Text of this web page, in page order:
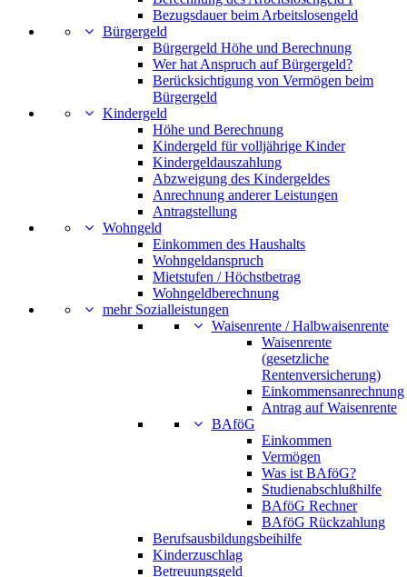
Bezugsdauer beim Arbeitslosengeld
Bürgergeld
Bürgergeld Höhe und Berechnung
Wer hat Anspruch auf Bürgergeld?
Berücksichtigung von Vermögen beim
Bürgergeld
Kindergeld
Höhe und Berechnung
Kindergeld für volljährige Kinder
Kindergeldauszahlung
Abzweigung des Kindergeldes
Anrechnung anderer Leistungen
Antragstellung
Wohngeld
Einkommen des Haushalts
Wohngeldanspruch
Mietstufen / Höchstbetrag
Wohngeldberechnung
mehr Sozialleistungen
Waisenrente / Halbwaisenrente
Waisenrente
(gesetzliche
Rentenversicherung)
Einkommensanrechnung
Antrag auf Waisenrente
BAföG
Einkommen
Vermögen
Was ist BAföG?
Studienabschlußhilfe
BAföG Rechner
BAföG Rückzahlung
Berufsausbildungsbeihilfe
Kinderzuschlag
Betreuungsgeld